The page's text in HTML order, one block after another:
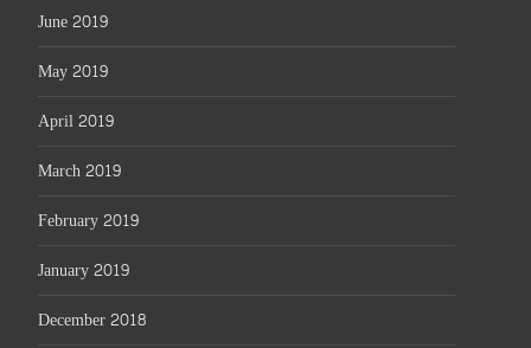
June 2019
May 2019
April 2019
March 2019
February 2019
January 2019
December 2018